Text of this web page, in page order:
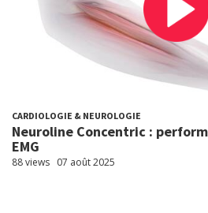
CARDIOLOGIE & NEUROLOGIE
Neuroline Concentric :
EMG
88 views 07 août 2025